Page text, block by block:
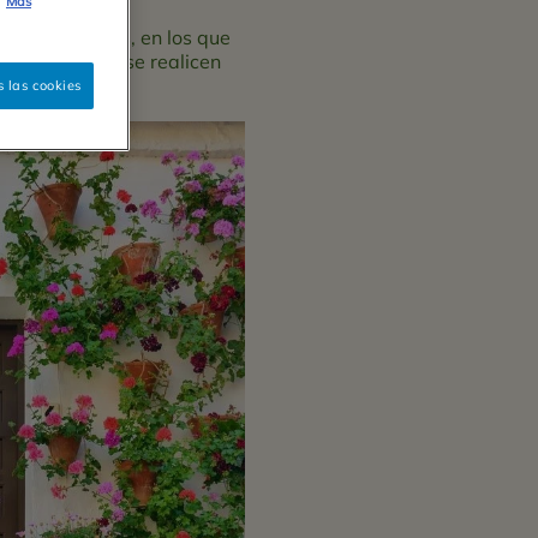
no lectivos, en los que
de febrero, se realicen
las cookies